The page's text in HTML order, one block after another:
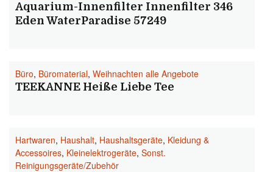
Aquarium-Innenfilter Innenfilter 346
Eden WaterParadise 57249
Büro, Büromaterial, Weihnachten alle Angebote
TEEKANNE Heiße Liebe Tee
Hartwaren, Haushalt, Haushaltsgeräte, Kleidung &
Accessoires, Kleinelektrogeräte, Sonst.
Reinigungsgeräte/Zubehör